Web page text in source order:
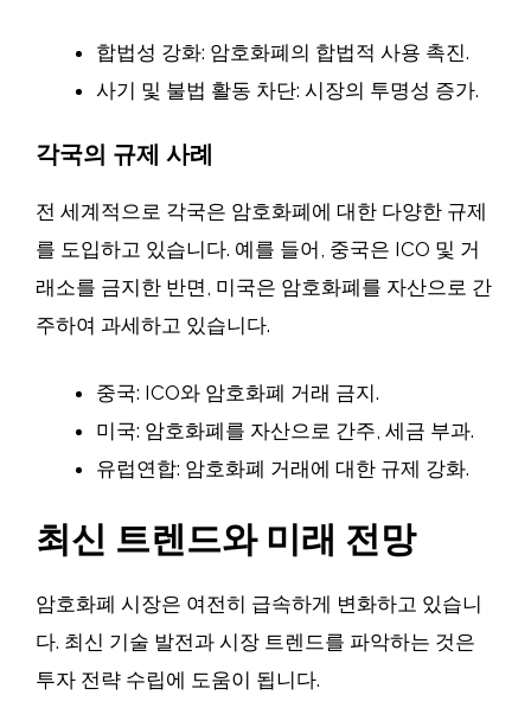
합법성 강화: 암호화폐의 합법적 사용 촉진.
사기 및 불법 활동 차단: 시장의 투명성 증가.
각국의 규제 사례
전 세계적으로 각국은 암호화폐에 대한 다양한 규제
를 도입하고 있습니다. 예를 들어, 중국은 ICO 및 거
래소를 금지한 반면, 미국은 암호화폐를 자산으로 간
주하여 과세하고 있습니다.
중국: ICO와 암호화폐 거래 금지.
미국: 암호화폐를 자산으로 간주, 세금 부과.
유럽연합: 암호화폐 거래에 대한 규제 강화.
최신 트렌드와 미래 전망
암호화폐 시장은 여전히 급속하게 변화하고 있습니
다. 최신 기술 발전과 시장 트렌드를 파악하는 것은
투자 전략 수립에 도움이 됩니다.